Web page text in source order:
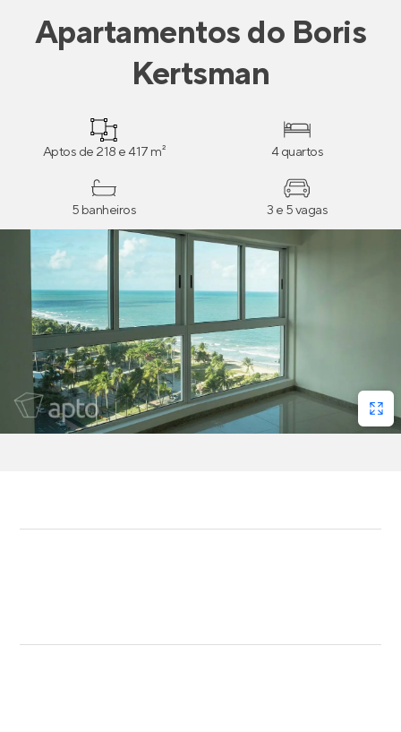
Apartamentosdo Boris
Kertsman
Aptos de 218 e 417 m² 4 quartos
5 banheiros 3 e 5 vagas